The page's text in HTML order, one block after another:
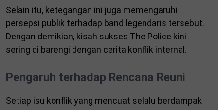
Selain itu, ketegangan ini juga memengaruhi
persepsi publik terhadap band legendaris tersebut.
Dengan demikian, kisah sukses The Police kini
sering di barengi dengan cerita konflik internal.
Pengaruh terhadap Rencana Reuni
Setiap isu konflik yang mencuat selalu berdampak